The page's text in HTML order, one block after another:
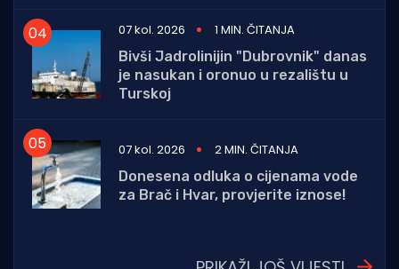
07 kol. 2026
1 MIN. ČITANJA
Bivši Jadrolinijin "Dubrovnik" danas
je nasukan i oronuo u rezalištu u
Turskoj
07 kol. 2026
2 MIN. ČITANJA
Donesena odluka o cijenama vode
za Brač i Hvar, provjerite iznose!